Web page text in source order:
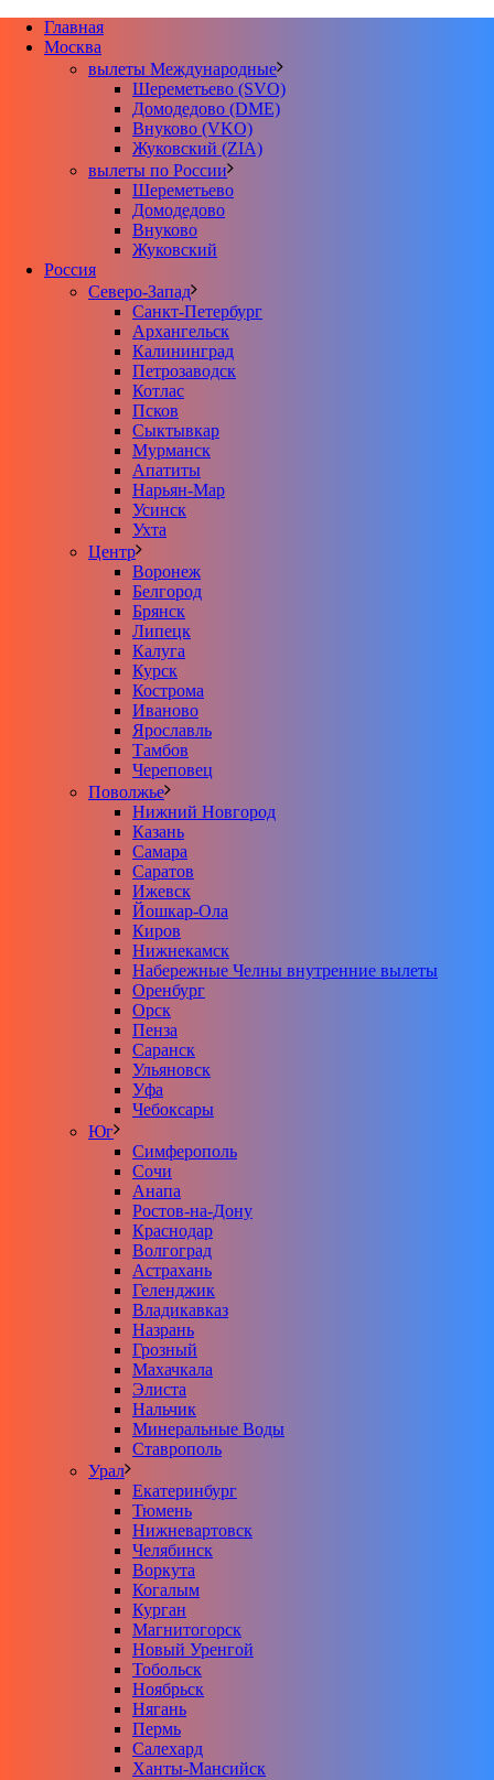
Главная
Москва
вылеты Международные
Шереметьево (SVO)
Домодедово (DME)
Внуково (VKO)
Жуковский (ZIA)
вылеты по России
Шереметьево
Домодедово
Внуково
Жуковский
Россия
Северо-Запад
Санкт-Петербург
Архангельск
Калининград
Петрозаводск
Котлас
Псков
Сыктывкар
Мурманск
Апатиты
Нарьян-Мар
Усинск
Ухта
Центр
Воронеж
Белгород
Брянск
Липецк
Калуга
Курск
Кострома
Иваново
Ярославль
Тамбов
Череповец
Поволжье
Нижний Новгород
Казань
Самара
Саратов
Ижевск
Йошкар-Ола
Киров
Нижнекамск
Набережные Челны внутренние вылеты
Оренбург
Орск
Пенза
Саранск
Ульяновск
Уфа
Чебоксары
Юг
Симферополь
Сочи
Анапа
Ростов-на-Дону
Краснодар
Волгоград
Астрахань
Геленджик
Владикавказ
Назрань
Грозный
Махачкала
Элиста
Нальчик
Минеральные Воды
Ставрополь
Урал
Екатеринбург
Тюмень
Нижневартовск
Челябинск
Воркута
Когалым
Курган
Магнитогорск
Новый Уренгой
Тобольск
Ноябрьск
Нягань
Пермь
Салехард
Ханты-Мансийск